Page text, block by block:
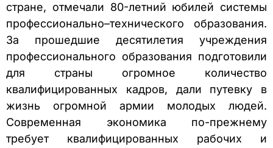
стране, отмечали 80-летний юбилей системы
профессионально–технического образования.
За прошедшие десятилетия учреждения
профессионального образования подготовили
для страны огромное количество
квалифицированных кадров, дали путевку в
жизнь огромной армии молодых людей.
Современная экономика по-прежнему
требует квалифицированных рабочих и